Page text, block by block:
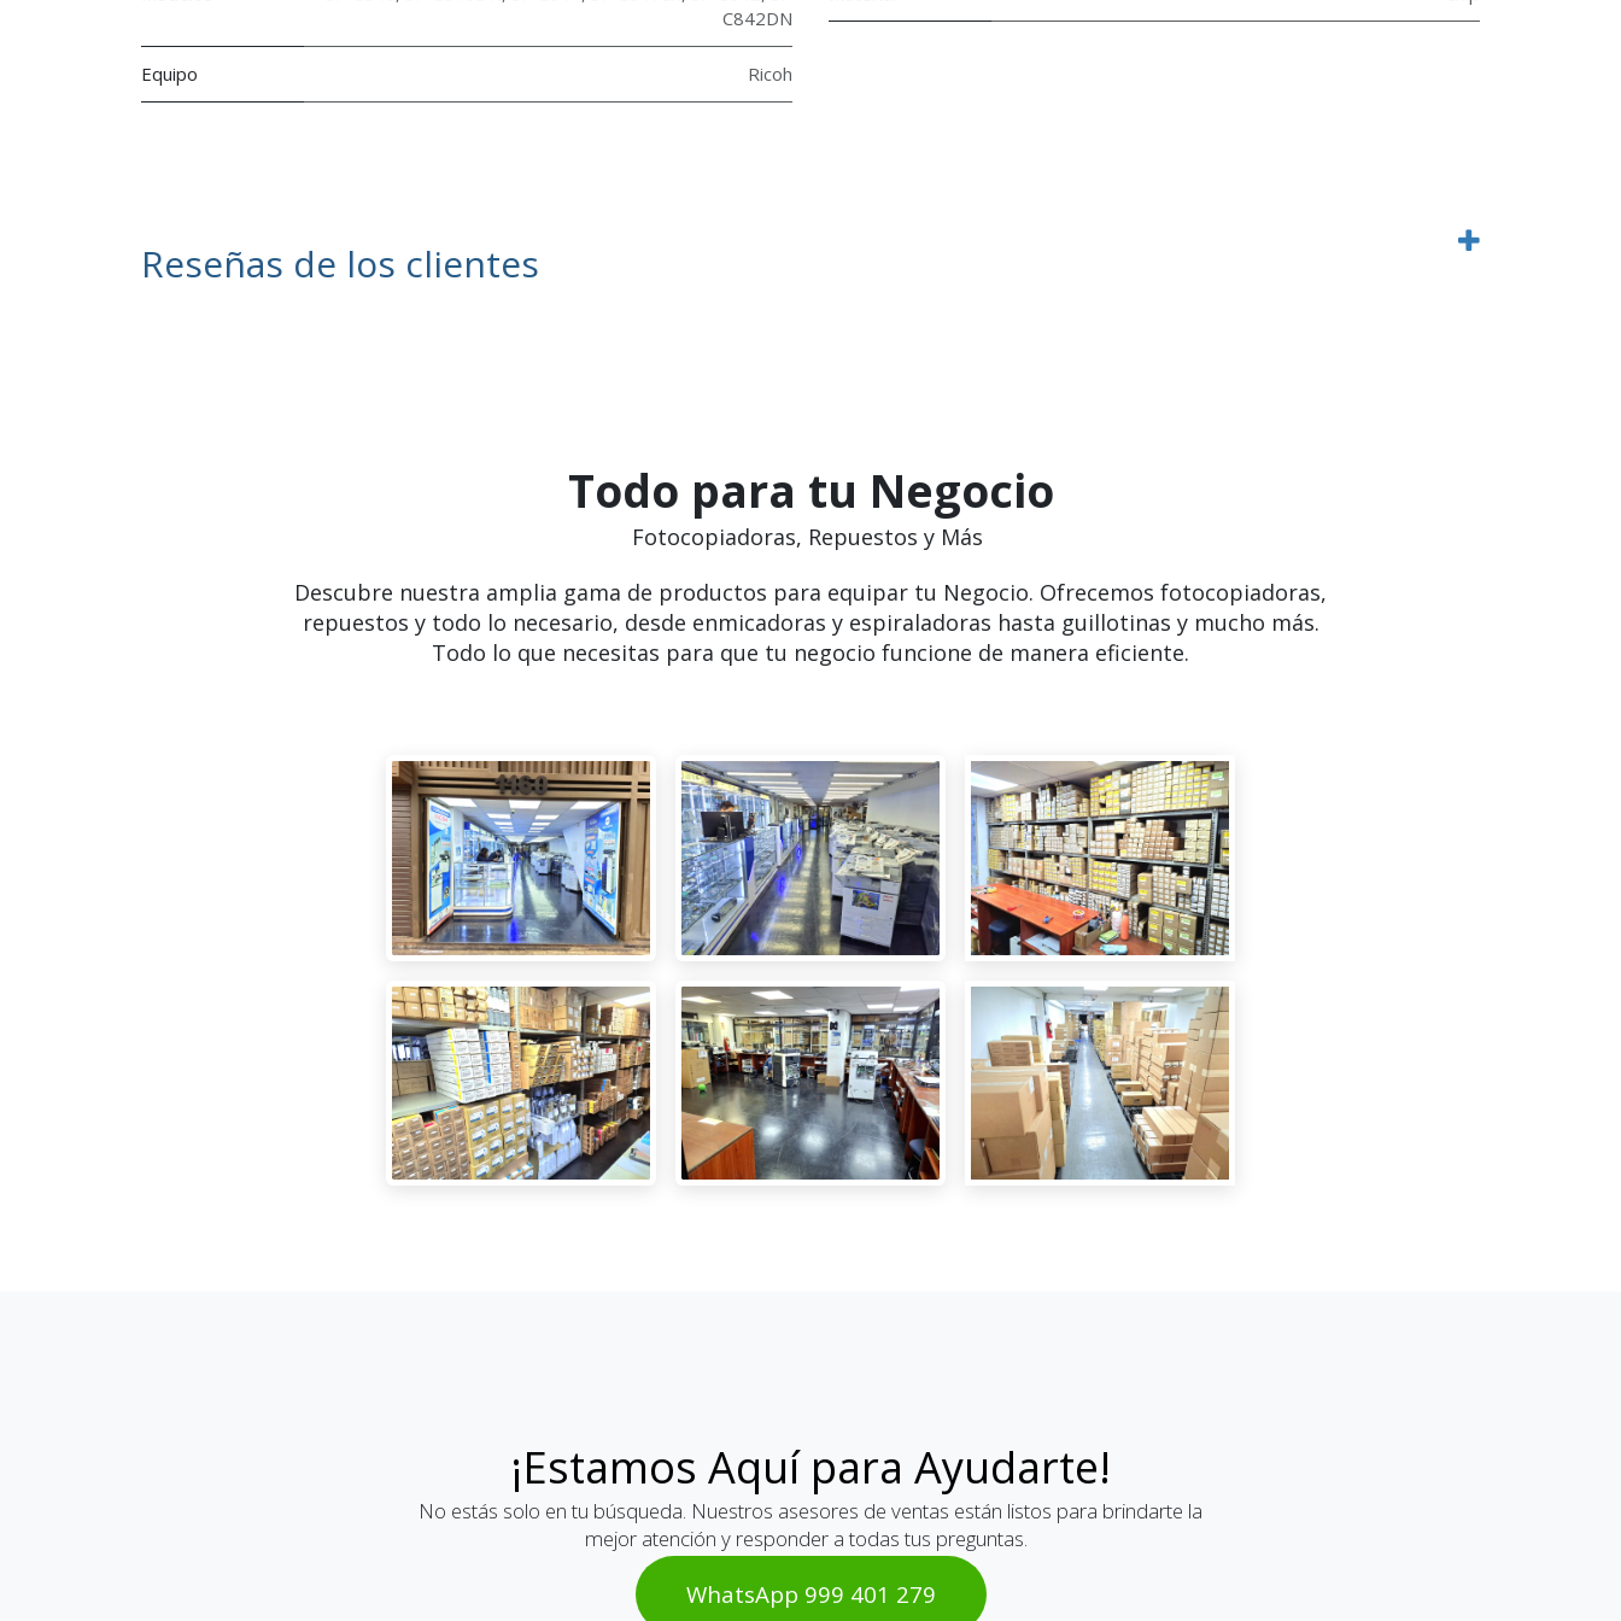
C842DN
Equipo Ricoh
Reseñas de los clientes
Todo para tu Negocio
Fotocopiadoras, Repuestos y Más
Descubre nuestra amplia gama de productos para equipar tu Negocio. Ofrecemos fotocopiadoras,
repuestos y todo lo necesario, desde enmicadoras y espiraladoras hasta guillotinas y mucho más.
Todo lo que necesitas para que tu negocio funcione de manera eficiente.
¡Estamos Aquí para Ayudarte!
No estás solo en tu búsqueda. Nuestros asesores de ventas están listos para brindarte la
mejor atención y responder a todas tus preguntas.
WhatsAp​​​​p 999 401 2​​79